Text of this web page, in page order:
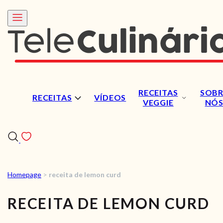
RECEITAS VÍDEOS
RECEITAS
VEGGIE
NÓS
RECEITAS
VÍDEOS
Homepage > receita de lemon curd
RECEITA DE LEMON CURD